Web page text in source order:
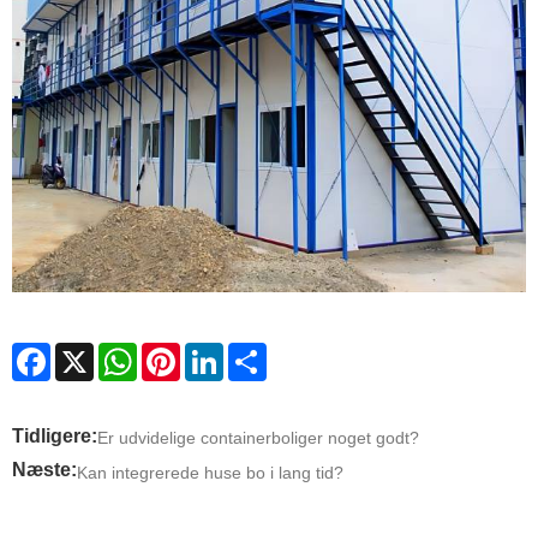
Facebook
X WhatsAppPinterestLinkedIn
Tidligere:Er udvidelige containerboliger noget godt?
Næste:Kan integrerede huse bo i lang tid?